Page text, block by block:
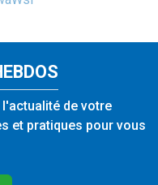
de votre
et pratiques pour vous